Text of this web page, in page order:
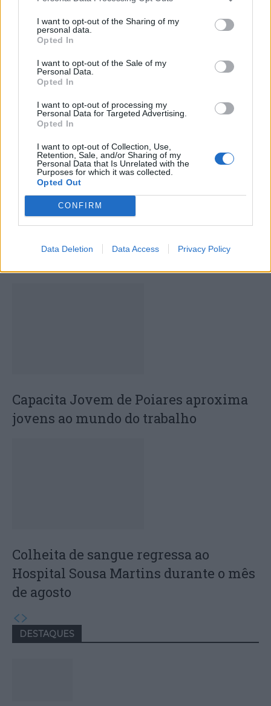
I want to opt-out of the Sharing of my
personal data.
Opted In
I want to opt-out of the Sale of my
Personal Data.
Opted In
I want to opt-out of processing my
Personal Data for Targeted Advertising.
Opted In
I want to opt-out of Collection, Use,
Retention, Sale, and/or Sharing of my
Personal Data that Is Unrelated with the
Purposes for which it was collected.
Opted Out
CONFIRM
Data Deletion Data Access Privacy Policy
detenções no último fim de
semana em Lisboa
nasce para formar
Deputados do PSD saúdam Banda
Sinfónica da ARMAB pelo 1º lugar no
Capacita Jovem de Poiares aproxima
jovens ao mundo do trabalho
Colheita de sangue regressa ao
Hospital Sousa Martins durante o mês
de agosto
DESTAQUES